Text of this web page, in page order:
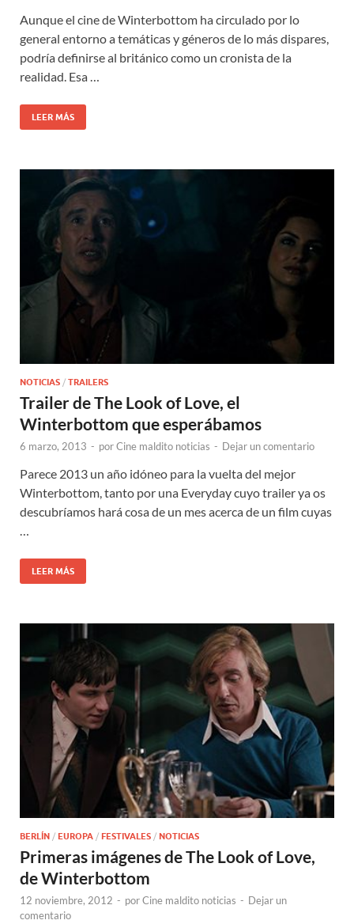
Aunque el cine de Winterbottom ha circulado por lo
general entorno a temáticas y géneros de lo más dispares,
podría definirse al británico como un cronista de la
realidad. Esa …
LEER MÁS
NOTICIAS / TRAILERS
Trailer de The Look of Love, el
Winterbottom que esperábamos
6 marzo, 2013 - porCine maldito noticias - Dejar un comentario
Parece 2013 un año idóneo para la vuelta del mejor
Winterbottom, tanto por una Everyday cuyo trailer ya os
descubríamos hará cosa de un mes acerca de un film cuyas
…
LEER MÁS
BERLÍN / EUROPA / FESTIVALES / NOTICIAS
Primeras imágenes de The Look of Love,
de Winterbottom
12 noviembre, 2012 - porCine maldito noticias - Dejar un
comentario